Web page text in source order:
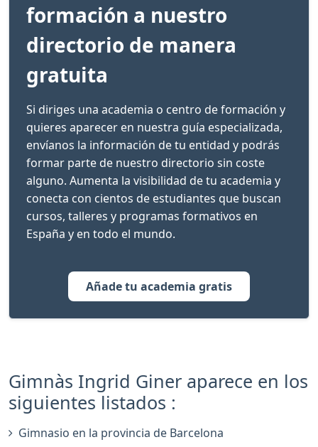
formación a nuestro
directorio de manera
gratuita
Si diriges una academia o centro de formación y
quieres aparecer en nuestra guía especializada,
envíanos la información de tu entidad y podrás
formar parte de nuestro directorio sin coste
alguno. Aumenta la visibilidad de tu academia y
conecta con cientos de estudiantes que buscan
cursos, talleres y programas formativos en
España y en todo el mundo.
Añade tu academia gratis
Gimnàs Ingrid Giner aparece en los
siguientes listados :
Gimnasio en la provincia de Barcelona